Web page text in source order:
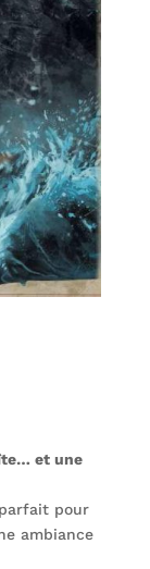
et une
pour
ambiance